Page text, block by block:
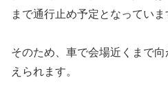
まで通行止め予定となっていま
そのため、車で会場近くまで
えられます。